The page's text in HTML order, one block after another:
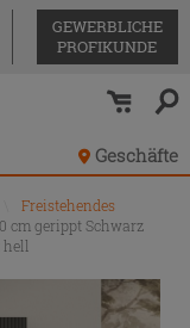
GEWERBLICHE
PROFIKUNDE
Geschäfte
Freistehendes
cm gerippt Schwarz
hell